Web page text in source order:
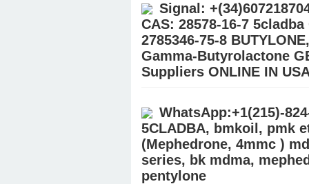
Signal:
CAS: 28578-16-7 5cladba
2785346-75-8
Gamma-Butyrolactone
Suppliers ONLINE IN
(@Realjames.39) Buy 99.9% BDO/
Place your order on our Email:
WhatsApp:+1(215)-
5CLADBA, bmkoil, pmk
(Mephedrone, 4mmc )
series, bk mdma,
pentylone